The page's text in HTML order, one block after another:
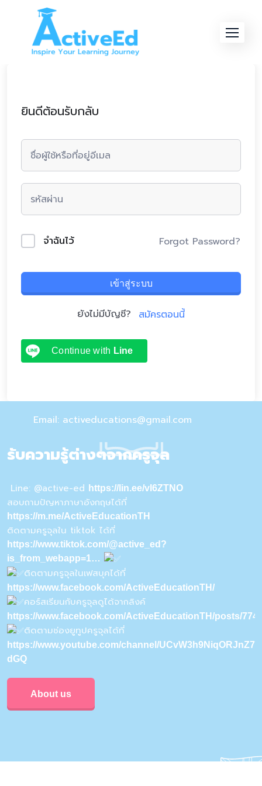
content
ยินดีต้อนรับกลับ
จำฉันไว้ Forgot Password?
เข้าสู่ระบบ
ยังไม่มีบัญชี? สมัครตอนนี้
Continue with Line
Email: activeducations@gmail.com
รับความรู้ต่างๆจากครูจุล
Line: @active-ed https://lin.ee/vI6ZTNO
สอบถามปัญหาภาษาอังกฤษได้ที่
https://m.me/ActiveEducationTH
ติดตามครูจุลใน tiktok ได้ที่
https://www.tiktok.com/@active_ed?
is_from_webapp=1…
ติดตามครูจุลในเฟสบุคได้ที่
https://www.facebook.com/ActiveEducationTH/
คอร์สเรียนกับครูจุลดูได้จากลิงค์
https://www.facebook.com/ActiveEducationTH/posts/
ติดตามช่องยูทูปครูจุลได้ที่
https://www.youtube.com/channel/
dGQ
About us